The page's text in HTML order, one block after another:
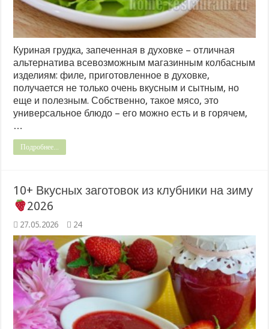
Куриная грудка, запеченная в духовке – отличная
альтернатива всевозможным магазинным колбасным
изделиям: филе, приготовленное в духовке,
получается не только очень вкусным и сытным, но
еще и полезным. Собственно, такое мясо, это
универсальное блюдо – его можно есть и в горячем,
…
Подробнее...
10+ Вкусных заготовок из клубники на зиму
2026
27.05.2026 24